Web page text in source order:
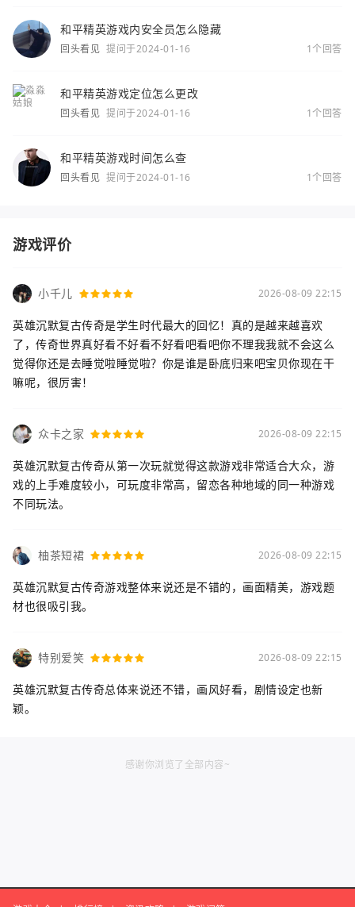
和平精英游戏内安全员怎么隐藏
回头看见 提问于2024-01-16 1个回答
和平精英游戏定位怎么更改
回头看见 提问于2024-01-16 1个回答
和平精英游戏时间怎么查
回头看见 提问于2024-01-16 1个回答
游戏评价
小千儿 2026-08-09 22:15
英雄沉默复古传奇是学生时代最大的回忆！真的是越来越喜欢
了，传奇世界真好看不好看不好看吧看吧你不理我我就不会这么
觉得你还是去睡觉啦睡觉啦？你是谁是卧底归来吧宝贝你现在干
嘛呢，很厉害！
众卡之家 2026-08-09 22:15
英雄沉默复古传奇从第一次玩就觉得这款游戏非常适合大众，游
戏的上手难度较小，可玩度非常高，留恋各种地域的同一种游戏
不同玩法。
柚茶短裙 2026-08-09 22:15
英雄沉默复古传奇游戏整体来说还是不错的，画面精美，游戏题
材也很吸引我。
特别爱笑 2026-08-09 22:15
英雄沉默复古传奇总体来说还不错，画风好看，剧情设定也新
颖。
感谢你浏览了全部内容~